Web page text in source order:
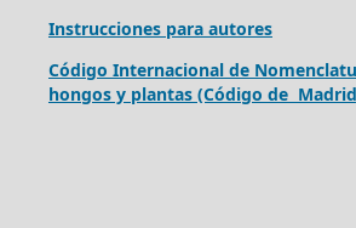
Instrucciones para autores
Código Internacional de
hongos y plantas (Código de